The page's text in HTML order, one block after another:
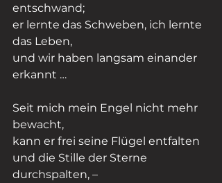
entschwand;
er lernte das Schweben, ich lernte
das Leben,
und wir haben langsam einander
erkannt …
Seit mich mein Engel nicht mehr
bewacht,
kann er frei seine Flügel entfalten
und die Stille der Sterne
durchspalten, –